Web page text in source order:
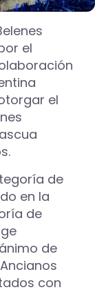
el
el
de
en la
de
de
con